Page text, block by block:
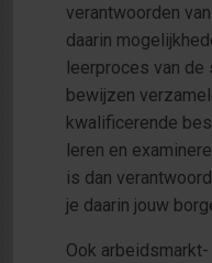
verantwoorden
daarin
leerproces van de
bewijzen
kwalificerende
leren en
is dan
je daarin jouw
Ook